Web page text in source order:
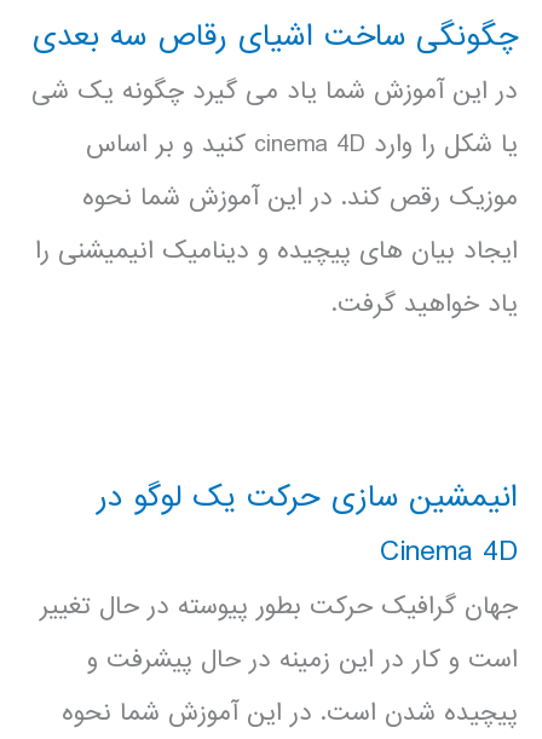
چگونگی ساخت اشیای رقاص سه بعدی
در این آموزش شما یاد می گیرد چگونه یک شی
یا شکل را وارد cinema 4D کنید و بر اساس
موزیک رقص کند. در این آموزش شما نحوه
ایجاد بیان های پیچیده و دینامیک انیمیشنی را
یاد خواهید گرفت.
انیمشین سازی حرکت یک لوگو در
Cinema 4D
جهان گرافیک حرکت بطور پیوسته در حال تغییر
است و کار در این زمینه در حال پیشرفت و
پیچیده شدن است. در این آموزش شما نحوه